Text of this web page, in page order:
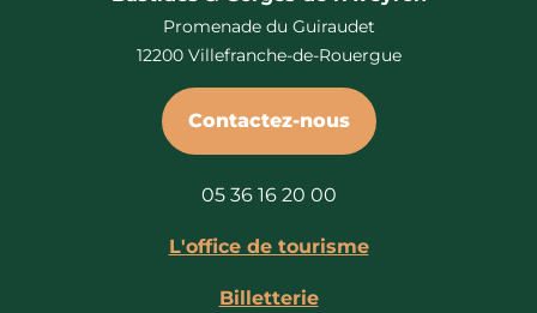
Promenade du Guiraudet
12200 Villefranche-de-Rouergue
Contactez-nous
05 36 16 20 00
L'office de tourisme
Billetterie